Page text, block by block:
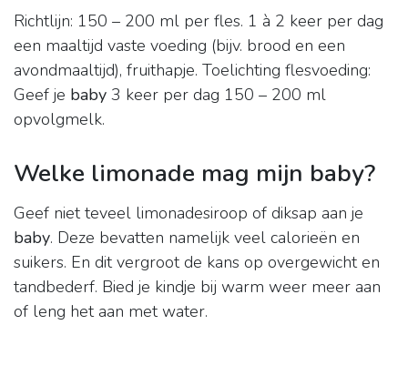
Richtlijn: 150 – 200 ml per fles. 1 à 2 keer per dag
een maaltijd vaste voeding (bijv. brood en een
avondmaaltijd), fruithapje. Toelichting flesvoeding:
Geef je baby 3 keer per dag 150 – 200 ml
opvolgmelk.
Welke limonade mag mijn baby?
Geef niet teveel limonadesiroop of diksap aan je
baby. Deze bevatten namelijk veel calorieën en
suikers. En dit vergroot de kans op overgewicht en
tandbederf. Bied je kindje bij warm weer meer aan
of leng het aan met water.